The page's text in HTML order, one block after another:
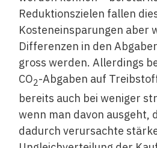
Reduktionszielen fallen
Kosteneinsparungen aber
Differenzen in den
gross werden. Allerdings
CO2-Abgaben auf
bereits auch bei weniger
wenn man davon ausgeht,
dadurch verursachte